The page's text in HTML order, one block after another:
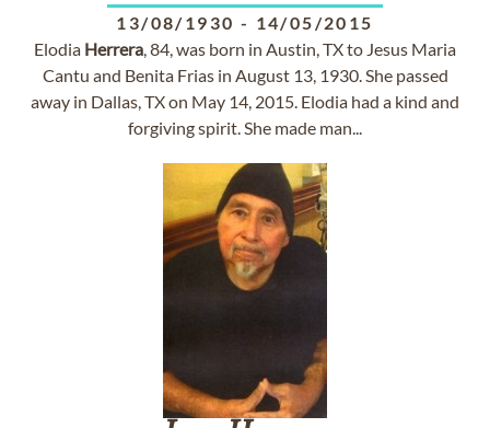
13/08/1930 - 14/05/2015
Elodia Herrera, 84, was born in Austin, TX to Jesus Maria
Cantu and Benita Frias in August 13, 1930. She passed
away in Dallas, TX on May 14, 2015. Elodia had a kind and
forgiving spirit. She made man...